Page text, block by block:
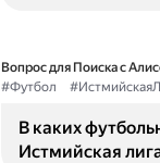
Вопрос для Поиска с
#Футбол
В каких
Истмийская